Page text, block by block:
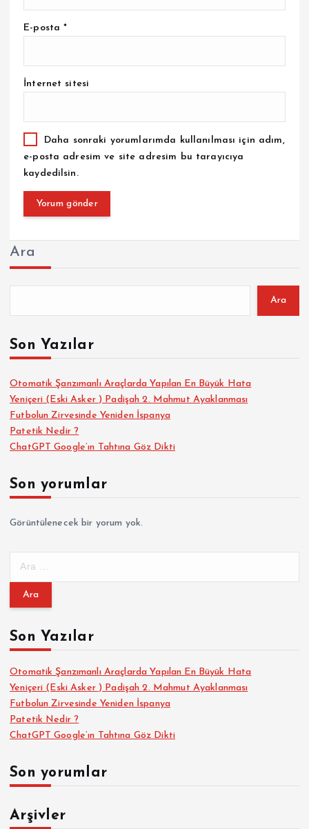
E-posta*
İnternet sitesi
Daha sonraki yorumlarımda kullanılması için adım,
e-posta adresim ve site adresim bu tarayıcıya
kaydedilsin.
Ara
Ara
Son Yazılar
Otomatik Şanzımanlı Araçlarda Yapılan En Büyük Hata
Yeniçeri (Eski Asker ) Padişah 2. Mahmut Ayaklanması
Futbolun Zirvesinde Yeniden İspanya
Patetik Nedir ?
ChatGPT Google’ın Tahtına Göz Dikti
Son yorumlar
Görüntülenecek bir yorum yok.
m
:Son Yazılar
Otomatik Şanzımanlı Araçlarda Yapılan En Büyük Hata
Yeniçeri (Eski Asker ) Padişah 2. Mahmut Ayaklanması
Futbolun Zirvesinde Yeniden İspanya
Patetik Nedir ?
ChatGPT Google’ın Tahtına Göz Dikti
Son yorumlar
Arşivler